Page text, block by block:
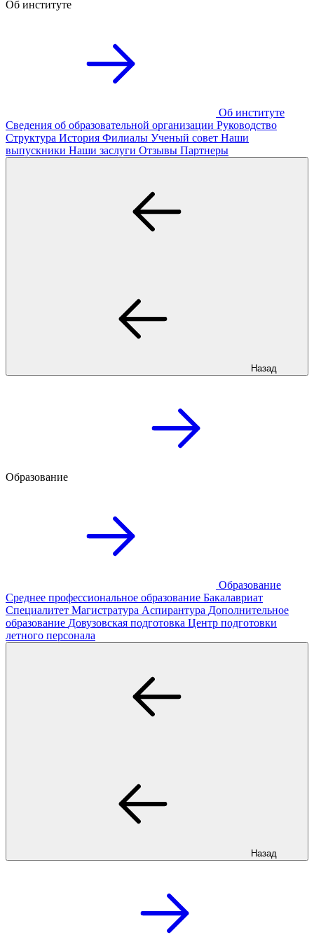
Об институте
Об институте
Сведения об образовательной организации Руководство
Структура История Филиалы Ученый совет Наши
выпускники Наши заслуги Отзывы Партнеры
Назад
Образование
Образование
Среднее профессиональное образование Бакалавриат
Специалитет Магистратура Аспирантура Дополнительное
образование Довузовская подготовка Центр подготовки
летного персонала
Назад